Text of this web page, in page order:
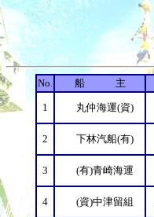
No. 船 主
1 丸仲海運(資)
2 下林汽船(有)
3 (有)青崎海運
4 (資)中津留組